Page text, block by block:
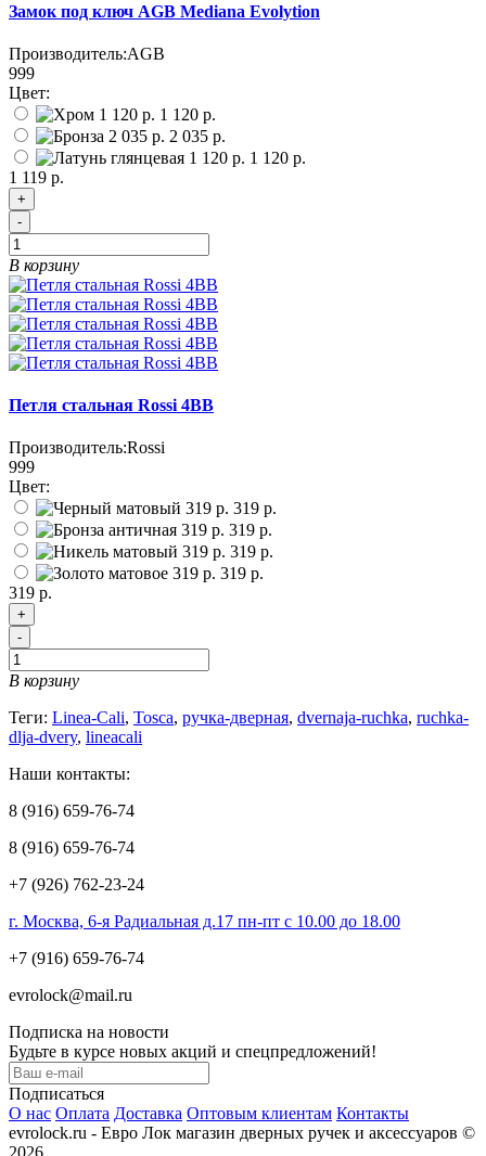
Замок под ключ AGB Mediana Evolytion
Производитель:AGB
999
Цвет:
1 120 р.
2 035 р.
1 120 р.
1 119 р.
+
-
В корзину
Петля стальная Rossi 4BB
Производитель:Rossi
999
Цвет:
319 р.
319 р.
319 р.
319 р.
319 р.
+
-
В корзину
Теги: Linea-Cali, Tosca, ручка-дверная, dvernaja-ruchka, ruchka-
dlja-dvery, lineacali
Наши контакты:
8 (916) 659-76-74
8 (916) 659-76-74
+7 (926) 762-23-24
г. Москва, 6-я Радиальная д.17 пн-пт с 10.00 до 18.00
+7 (916) 659-76-74
evrolock@mail.ru
Подписка на новости
Будьте в курсе новых акций и спецпредложений!
Подписаться
О нас Оплата Доставка Оптовым клиентам Контакты
evrolock.ru - Евро Лок магазин дверных ручек и аксессуаров ©